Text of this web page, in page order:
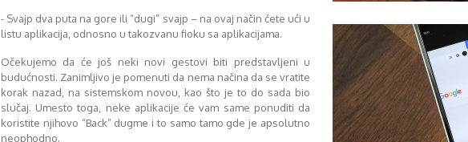
- Svajp dva puta na gore ili “dugi” svajp – na ovaj način ćete ući u
listu aplikacija, odnosno u takozvanu fioku sa aplikacijama.
Očekujemo da će još neki novi gestovi biti predstavljeni u
budućnosti. Zanimljivo je pomenuti da nema načina da se vratite
korak nazad, na sistemskom novou, kao što je to do sada bio
slučaj. Umesto toga, neke aplikacije će vam same ponuditi da
koristite njihovo “Back” dugme i to samo tamo gde je apsolutno
neophodno.